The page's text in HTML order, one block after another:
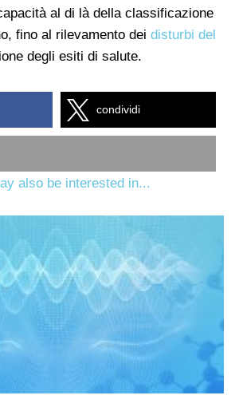
al di là della classificazione
fino al rilevamento dei disturbi del
degli esiti di salute.
condividi
also be interested in...